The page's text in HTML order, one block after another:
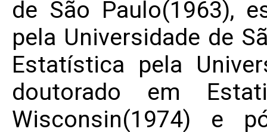
de São Paulo(1963),
pela Universidade de
Estatística pela
doutorado em
Wisconsin(1974) e